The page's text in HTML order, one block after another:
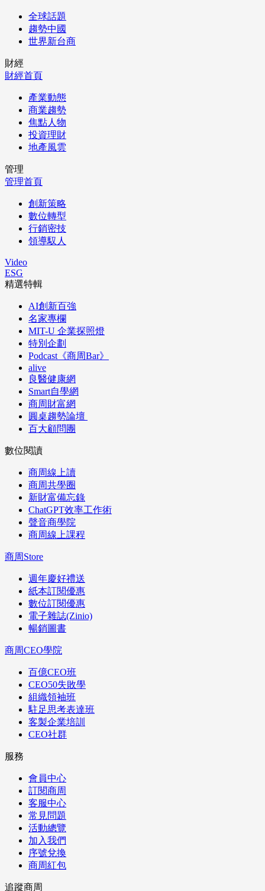
全球話題
趨勢中國
世界新台商
財經
財經首頁
產業動態
商業趨勢
焦點人物
投資理財
地產風雲
管理
管理首頁
創新策略
數位轉型
行銷密技
領導馭人
Video
ESG
精選特輯
AI創新百強
名家專欄
MIT-U 企業探照燈
特別企劃
Podcast《商周Bar》
alive
良醫健康網
Smart自學網
商周財富網
圓桌趨勢論壇
百大顧問團
數位閱讀
商周線上讀
商周共學圈
新財富備忘錄
ChatGPT效率工作術
聲音商學院
商周線上課程
商周Store
週年慶好禮送
紙本訂閱優惠
數位訂閱優惠
電子雜誌(Zinio)
暢銷圖書
商周CEO學院
百億CEO班
CEO50失敗學
組織領袖班
駐足思考表達班
客製企業培訓
CEO社群
服務
會員中心
訂閱商周
客服中心
常見問題
活動總覽
加入我們
序號兌換
商周紅包
追蹤商周